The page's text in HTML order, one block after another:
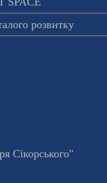
розвитку
Сікорського"